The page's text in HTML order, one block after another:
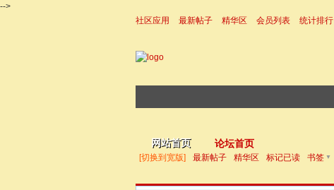
-->
社区应用
最新帖子 精华区 会员列表 统计排行
网站首页 论坛首页
[切换到宽版] 最新帖子 精华区 标记已读 书签 ▼